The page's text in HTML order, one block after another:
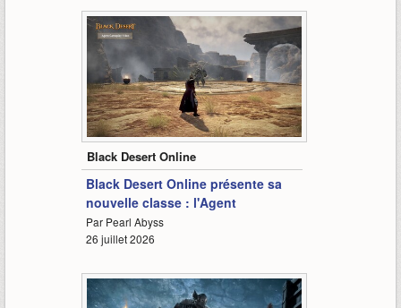
1:42
Black Desert Online
Black Desert Online présente sa
nouvelle classe : l'Agent
Par Pearl Abyss
26 juillet 2026